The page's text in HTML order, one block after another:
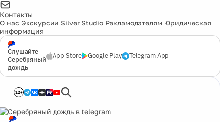
Контакты
О нас Экскурсии Silver Studio Рекламодателям Юридическая
информация
Слушайте
Серебряный
дождь
App Store Google Play Telegram App
12+